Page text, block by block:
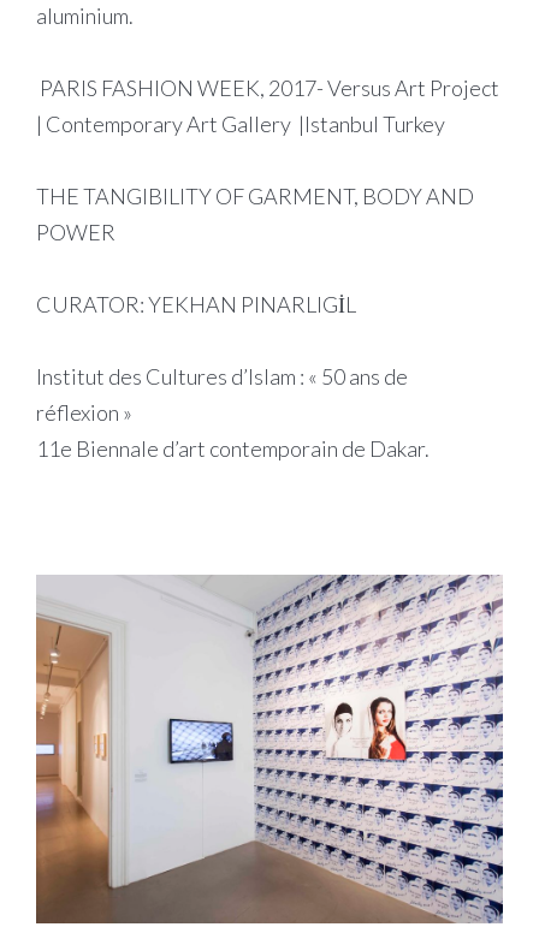
aluminium.
PARIS FASHION WEEK, 2017- Versus Art Project
| Contemporary Art Gallery |Istanbul Turkey
THE TANGIBILITY OF GARMENT, BODY AND
POWER
CURATOR: YEKHAN PINARLIGİL
Institut des Cultures d’Islam : « 50 ans de
réflexion »
11e Biennale d’art contemporain de Dakar.